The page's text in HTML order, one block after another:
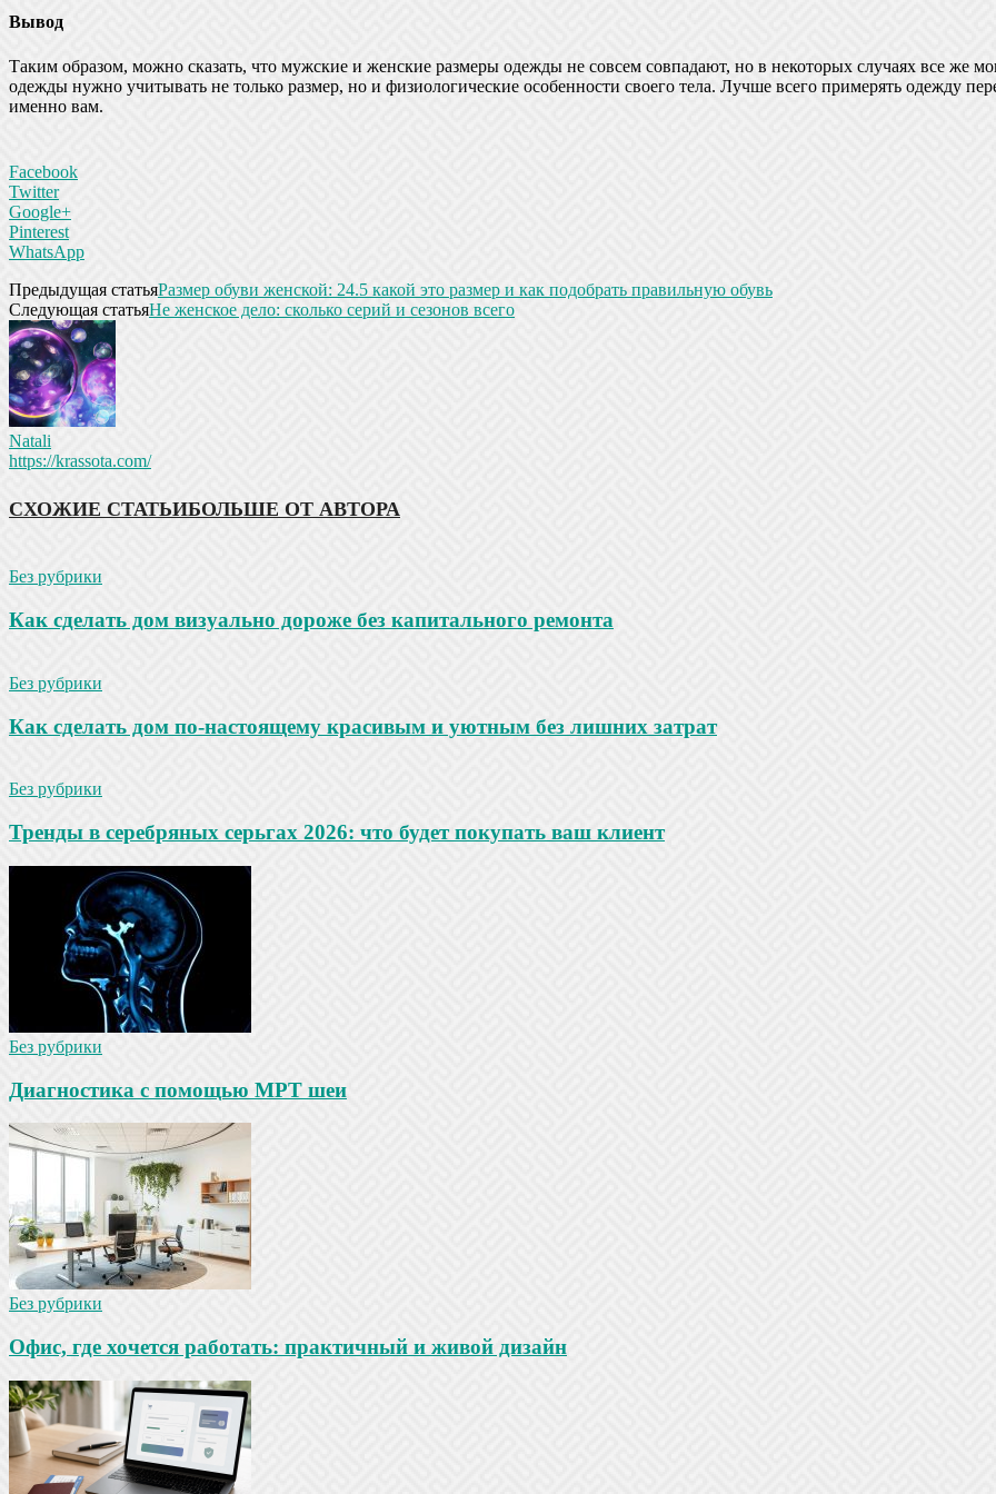
Вывод
Таким образом, можно сказать, что мужские и женские размеры одежды не совсем совпадают, но в некоторых случаях все же
одежды нужно учитывать не только размер, но и физиологические особенности своего тела. Лучше всего примерять одежду
именно вам.
Facebook
Twitter
Google+
Pinterest
WhatsApp
Предыдущая статьяРазмер обуви женской: 24.5 какой это размер и как подобрать правильную обувь
Следующая статьяНе женское дело: сколько серий и сезонов всего
Natali
https://krassota.com/
СХОЖИЕ СТАТЬИБОЛЬШЕ ОТ АВТОРА
Без рубрики
Как сделать дом визуально дороже без капитального ремонта
Без рубрики
Как сделать дом по-настоящему красивым и уютным без лишних затрат
Без рубрики
Тренды в серебряных серьгах 2026: что будет покупать ваш клиент
Без рубрики
Диагностика с помощью МРТ шеи
Без рубрики
Офис, где хочется работать: практичный и живой дизайн